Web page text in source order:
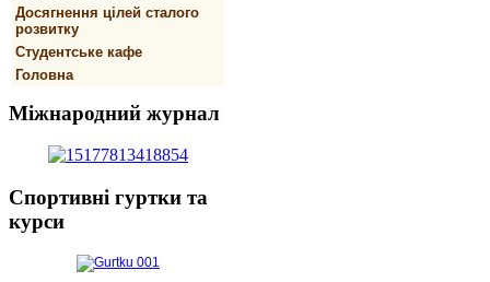
Досягнення цілей сталого
розвитку
Студентське кафе
Головна
Міжнародний журнал
Спортивнi гуртки та
курси